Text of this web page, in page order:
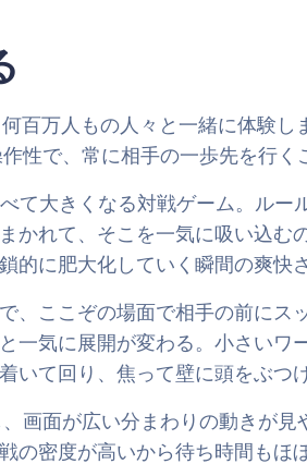
百万人もの人々と一緒に体験
性で、常に相手の一歩先を行く
大きくなる対戦ゲーム。ルー
れて、そこを一気に吸い込む
に肥大化していく瞬間の爽快
ここぞの場面で相手の前にス
気に展開が変わる。小さいワ
て回り、焦って壁に頭をぶつ
画面が広い分まわりの動きが
密度が高いから待ち時間もほ